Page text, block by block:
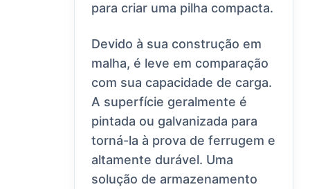
para criar uma pilha compacta.
Devido à sua construção em
malha, é leve em comparação
com sua capacidade de carga.
A superfície geralmente é
pintada ou galvanizada para
torná-la à prova de ferrugem e
altamente durável. Uma
solução de armazenamento